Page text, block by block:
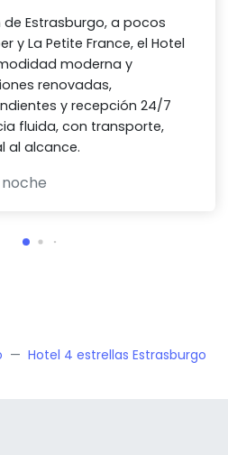
Estrasburgo, a pocos
y La Petite France, el Hotel
moderna y
renovadas,
y recepción 24/7
fluida, con transporte,
al alcance.
Hotel 4 estrellas Estrasburgo